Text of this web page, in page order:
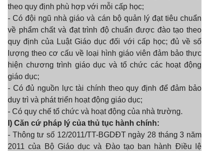
theo quy định phù hợp với mỗi cấp học;
- Có đội ngũ nhà giáo và cán bộ quản lý đạt tiêu chuẩn
về phẩm chất và đạt trình độ chuẩn được đào tạo theo
quy định của Luật Giáo dục đối với cấp học; đủ về số
lượng theo cơ cấu về loại hình giáo viên đảm bảo thực
hiện chương trình giáo dục và tổ chức các hoạt động
giáo dục;
- Có đủ nguồn lực tài chính theo quy định để đảm bảo
duy trì và phát triển hoạt động giáo dục;
- Có quy chế tổ chức và hoạt động của nhà trường.
l) Căn cứ pháp lý của thủ tục hành chính:
- Thông tư số 12/2011/TT-BGDĐT ngày 28 tháng 3 năm
2011 của Bộ Giáo dục và Đào tạo ban hành Điều lệ